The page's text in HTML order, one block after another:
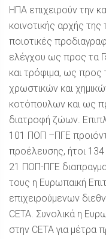
ΗΠΑ επιχειρούν την
κοινοτικής αρχής
ποιοτικές
ελέγχου ως προς τα
και τρόφιμα, ως προς
χρωστικών και
κοτόπουλων και ως
διατροφή ζώων.
101 ΠΟΠ –ΠΓΕ
προέλευσης, ήτοι
21 ΠΟΠ-ΠΓΕ
τους η Ευρωπαική
επιχειρούμενων
CETA. Συνολικά η
στην CETA για